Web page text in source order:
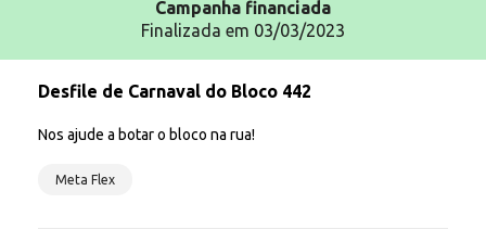
Campanha financiada
Finalizada em 03/03/2023
Desfile de Carnaval do Bloco 442
Nos ajude a botar o bloco na rua!
Meta Flex